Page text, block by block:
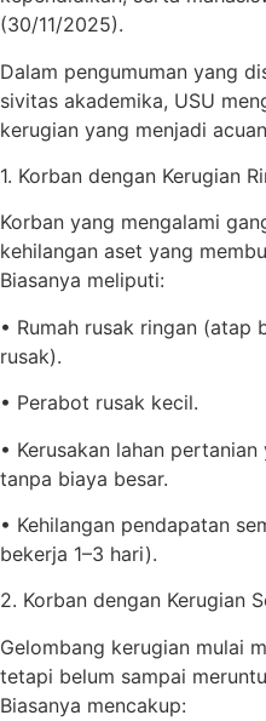
(30/11/2025).
Dalam pengumuman yang
sivitas akademika, USU
kerugian yang menjadi
1. Korban dengan Kerugian
Korban yang mengalami
kehilangan aset yang
Biasanya meliputi:
• Rumah rusak ringan (atap
rusak).
• Perabot rusak kecil.
• Kerusakan lahan
tanpa biaya besar.
• Kehilangan pendapatan
bekerja 1–3 hari).
2. Korban dengan Kerugian
Gelombang kerugian mulai
tetapi belum sampai
Biasanya mencakup: